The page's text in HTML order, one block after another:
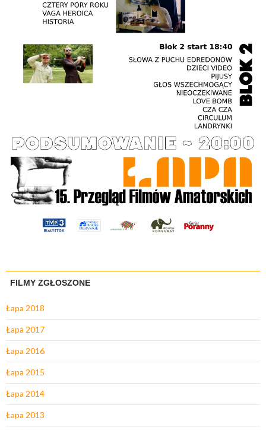
FILMY ZGŁOSZONE
Łapa 2018
Łapa 2017
Łapa 2016
Łapa 2015
Łapa 2014
Łapa 2013